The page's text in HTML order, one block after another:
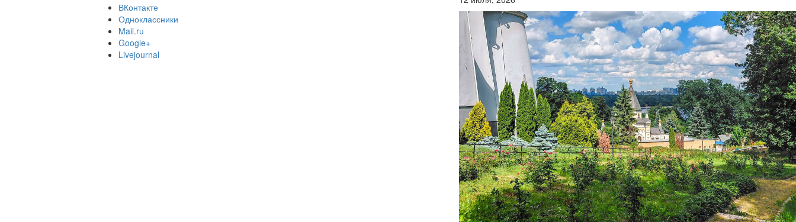
ВКонтакте
Одноклассники
Mail.ru
Google+
Livejournal